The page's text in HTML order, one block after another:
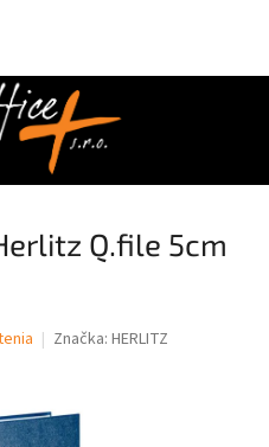
Q.file 5cm
Značka: HERLITZ